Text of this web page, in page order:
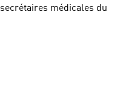
médicales du